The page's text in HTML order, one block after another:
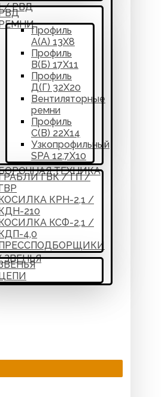
/ РВД
Профиль
А(А) 13Х8
Профиль
В(Б) 17Х11
Профиль
Д(Г) 32Х20
Вентиляторные
ремни
Профиль
С(В) 22Х14
Узкопрофильный
SPA 12,7Х10
ТЕХНИКА
ГВК / ГП /
КРН-2,1 /
210
КСФ-2,1 /
4,0